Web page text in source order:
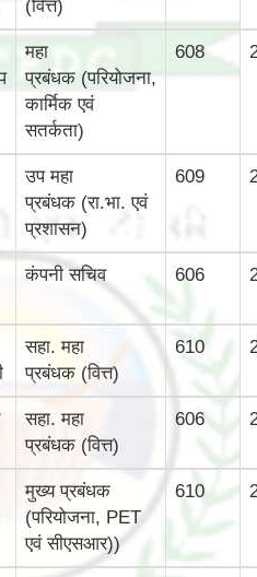
(वित्त)
महा
प्रबंधक (परियोजना,
कार्मिक एवं
सतर्कता)
608
उप महा
प्रबंधक (रा.भा. एवं
प्रशासन)
609
कंपनी सचिव 606
सहा. महा
प्रबंधक (वित्त)
610
सहा. महा
प्रबंधक (वित्त)
606
मुख्‍य प्रबंधक
(परियोजना, PET
एवं सीएसआर))
610